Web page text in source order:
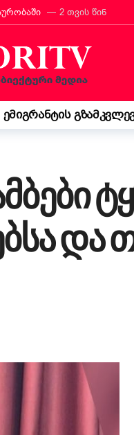
2 თვის წინ
საერთაშორისო
3 თვის წინ
ვალდებულება თუ
ეს ემიგრანტებისთვის
ემიგრანტის
და